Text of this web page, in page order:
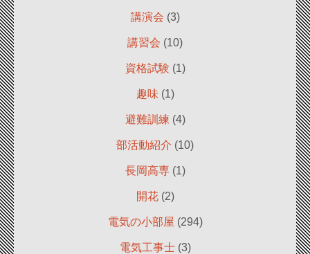
講演会 (3)
講習会 (10)
資格試験 (1)
趣味 (1)
避難訓練 (4)
部活動紹介 (10)
長岡高専(1)
開花(2)
電気の小部屋 (294)
電気工事士(3)